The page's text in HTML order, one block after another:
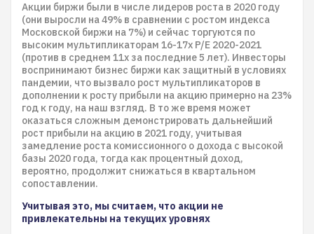
Акции биржи были в числе лидеров роста в 2020 году
(они выросли на 49% в сравнении с ростом индекса
Московской биржи на 7%) и сейчас торгуются по
высоким мультипликаторам 16-17x P/E 2020-2021
(против в среднем 11x за последние 5 лет). Инвесторы
воспринимают бизнес биржи как защитный в условиях
пандемии, что вызвало рост мультипликаторов в
дополнении к росту прибыли на акцию примерно на 23%
год к году, на наш взгляд. В то же время может
оказаться сложным демонстрировать дальнейший
рост прибыли на акцию в 2021 году, учитывая
замедление роста комиссионного о дохода с высокой
базы 2020 года, тогда как процентный доход,
вероятно, продолжит снижаться в квартальном
сопоставлении.
Учитывая это, мы считаем, что акции не
привлекательны на текущих уровнях